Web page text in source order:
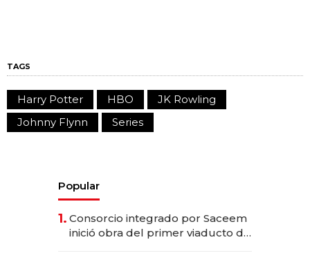
TAGS
Harry Potter HBO
JK Rowling
Johnny Flynn
Series
Popular
1. Consorcio integrado por Saceem
inició obra del primer viaducto de